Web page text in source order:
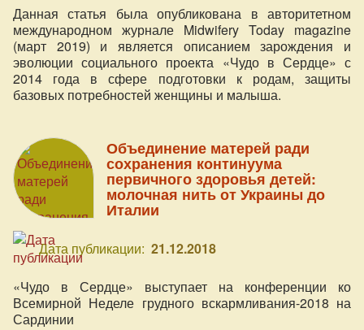
Данная статья была опубликована в авторитетном
международном журнале Midwifery Today magazine
(март 2019) и является описанием зарождения и
эволюции социального проекта «Чудо в Сердце» с
2014 года в сфере подготовки к родам, защиты
базовых потребностей женщины и малыша.
Объединение матерей ради
сохранения континуума
первичного здоровья детей:
молочная нить от Украины до
Италии
Дата публикации: 21.12.2018
«Чудо в Сердце» выступает на конференции ко
Всемирной Неделе грудного вскармливания-2018 на
Сардинии